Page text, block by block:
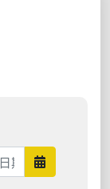
束 日期範圍